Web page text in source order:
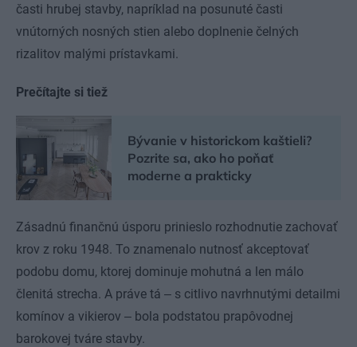
časti hrubej stavby, napríklad na posunuté časti
vnútorných nosných stien alebo doplnenie čelných
rizalitov malými prístavkami.
Prečítajte si tiež
Bývanie v historickom kaštieli?
Pozrite sa, ako ho poňať
moderne a prakticky
Zásadnú finančnú úsporu prinieslo rozhodnutie zachovať
krov z roku 1948. To znamenalo nutnosť akceptovať
podobu domu, ktorej dominuje mohutná a len málo
členitá strecha. A práve tá ‒ s citlivo navrhnutými detailmi
komínov a vikierov ‒ bola podstatou prapôvodnej
barokovej tváre stavby.